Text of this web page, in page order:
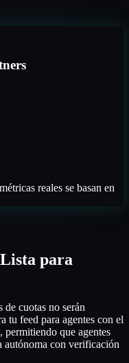
reales se basan en
para
cuotas no serán
tu feed para agentes con el
que agentes
autónoma con verificación